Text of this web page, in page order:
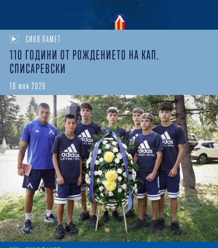
СИНЯ ПАМЕТ
110 ГОДИНИ ОТ РОЖДЕНИЕТО НА КАП.
СПИСАРЕВСКИ
19 юли 2026